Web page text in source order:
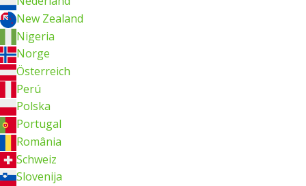
New Zealand
Nigeria
Norge
Österreich
Perú
Polska
Portugal
România
Schweiz
Slovenija